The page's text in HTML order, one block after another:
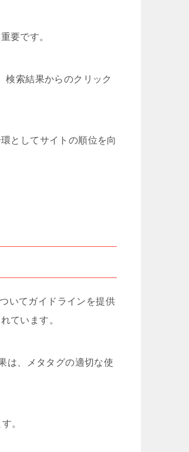
要です。
検索結果からのクリック
としてサイトの順位を向
いてガイドラインを提供
ています。
は、メタタグの適切な使
。